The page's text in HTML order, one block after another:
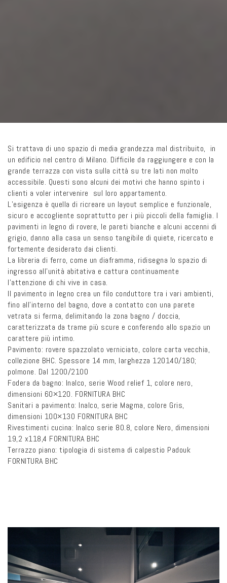
Si trattava di uno spazio di media grandezza mal distribuito, in
un edificio nel centro di Milano. Difficile da raggiungere e con la
grande terrazza con vista sulla città su tre lati non molto
accessibile. Questi sono alcuni dei motivi che hanno spinto i
clienti a voler intervenire sul loro appartamento.
L’esigenza è quella di ricreare un layout semplice e funzionale,
sicuro e accogliente soprattutto per i più piccoli della famiglia. I
pavimenti in legno di rovere, le pareti bianche e alcuni accenni di
grigio, danno alla casa un senso tangibile di quiete, ricercato e
fortemente desiderato dai clienti.
La libreria di ferro, come un diaframma, ridisegna lo spazio di
ingresso all’unità abitativa e cattura continuamente
l’attenzione di chi vive in casa.
Il pavimento in legno crea un filo conduttore tra i vari ambienti,
fino all’interno del bagno, dove a contatto con una parete
vetrata si ferma, delimitando la zona bagno / doccia,
caratterizzata da trame più scure e conferendo allo spazio un
carattere più intimo.
Pavimento: rovere spazzolato verniciato, colore carta vecchia,
collezione BHC. Spessore 14 mm, larghezza 120140/180;
polmone. Dal 1200/2100
Fodera da bagno: Inalco, serie Wood relief 1, colore nero,
dimensioni 60×120. FORNITURA BHC
Sanitari a pavimento: Inalco, serie Magma, colore Gris,
dimensioni 100×130 FORNITURA BHC
Rivestimenti cucina: Inalco serie 80.8, colore Nero, dimensioni
19,2 x118,4 FORNITURA BHC
Terrazzo piano: tipologia di sistema di calpestio Padouk
FORNITURA BHC